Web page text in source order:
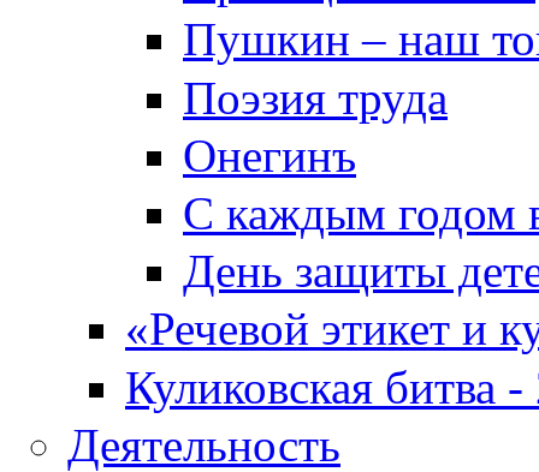
Пушкин – наш
Поэзия труда
Онегинъ
С каждым годом
День защиты
«Речевой этикет и
Куликовская битва
Деятельность